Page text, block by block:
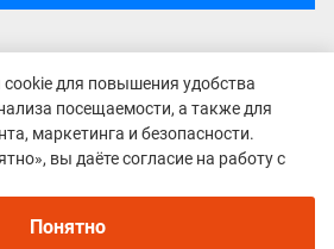
для повышения удобства
посещаемости, а также для
маркетинга и безопасности.
вы даёте согласие на работу с
Понятно